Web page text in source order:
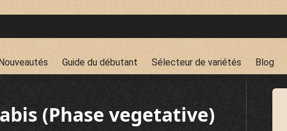
Guide du débutant Sélecteur de variétés Blog
(Phase vegetative)